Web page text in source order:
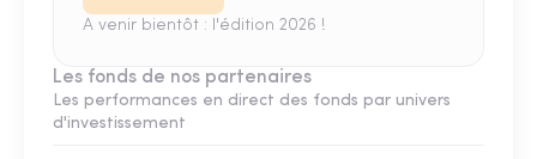
A venir bientôt : l'édition 2026 !
Les fonds de nos partenaires
Les performances en direct des fonds par univers
d'investissement